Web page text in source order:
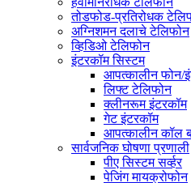
तोडफोड-प्रतिरोधक
अग्निशमन दलाचे टेलिफोन
व्हिडिओ टेलिफोन
इंटरकॉम सिस्टम
आपत्कालीन फोन/
लिफ्ट टेलिफोन
क्लीनरूम इंटरकॉम
गेट इंटरकॉम
आपत्कालीन कॉल
सार्वजनिक घोषणा प्रणाली
पीए सिस्टम सर्व्हर
पेजिंग मायक्रोफोन